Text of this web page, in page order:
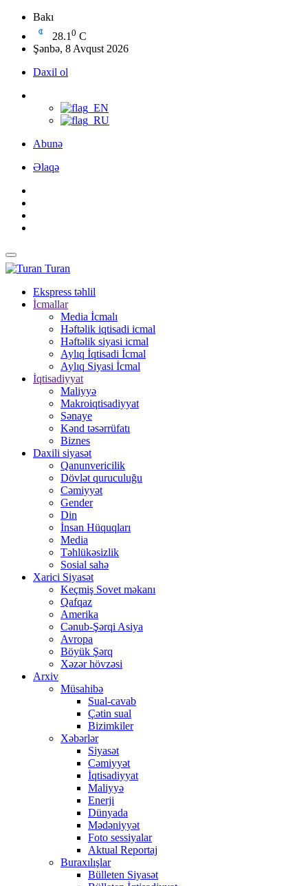
Bakı
28.1 0 C
Şənbə, 8 Avqust 2026
Daxil ol
Abunə
Əlaqə
Turan
Ekspress təhlil
İcmallar
Media İcmalı
Həftəlik iqtisadi icmal
Həftəlik siyasi icmal
Aylıq İqtisadi İcmal
Aylıq Siyasi İcmal
İqtisadiyyat
Maliyyə
Makroiqtisadiyyat
Sənaye
Kənd təsərrüfatı
Biznes
Daxili siyasət
Qanunvericilik
Dövlət quruculuğu
Cəmiyyət
Gender
Din
İnsan Hüquqları
Media
Təhlükəsizlik
Sosial sahə
Xarici Siyasət
Keçmiş Sovet məkanı
Qafqaz
Amerika
Cənub-Şərqi Asiya
Avropa
Böyük Şərq
Xəzər hövzəsi
Arxiv
Müsahibə
Sual-cavab
Çətin sual
Bizimkiler
Xəbərlər
Siyasət
Cəmiyyət
İqtisadiyyat
Maliyyə
Enerji
Dünyada
Mədəniyyət
Foto sessiyalar
Aktual Reportaj
Buraxılışlar
Bülleten Siyasət